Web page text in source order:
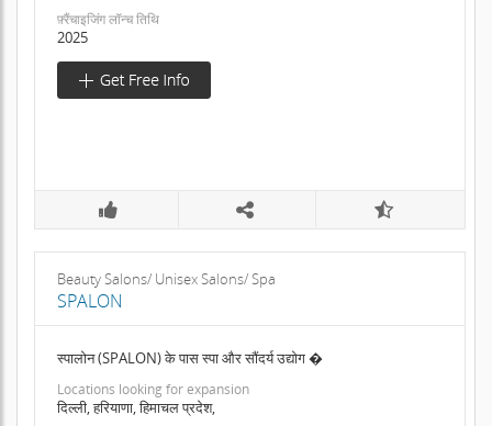
फ़्रैंचाइजिंग लॉन्च तिथि
2025
Beauty Salons/ Unisex Salons/ Spa
SPALON
स्पालोन (SPALON) के पास स्पा और सौंदर्य उद्योग �
Locations looking for expansion
दिल्ली, हरियाणा, हिमाचल प्रदेश,